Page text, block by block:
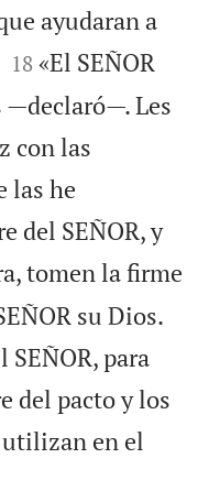
ayudaran a


18 «El SEÑOR
—declaró—. Les
con las
las he
del SEÑOR, y
tomen la firme
su Dios.
para
del pacto y los
en el